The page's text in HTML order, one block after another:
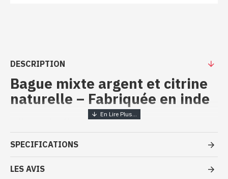
DESCRIPTION
Bague mixte argent et citrine
naturelle – Fabriquée en inde
Bijoux indiens artisanaux - Bague
argent massif et Citrine
- Bague en argent véritable 925/1000
- Faite à la main à Jaipur ( INDE )
SPECIFICATIONS
LES AVIS